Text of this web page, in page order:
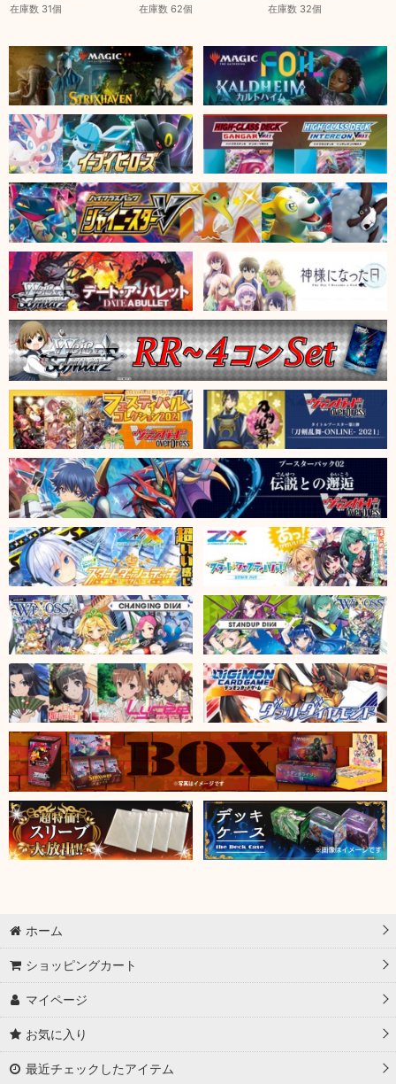
在庫数 31個 在庫数 62個 在庫数 32個
ホーム
ショッピングカート
マイページ
お気に入り
最近チェックしたアイテム